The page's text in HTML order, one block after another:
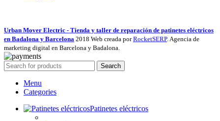
Urban Mover Electric - Tienda y taller de reparación de patinetes eléctricos
en Badalona y Barcelona 2018 Web creada porRocketSERP. Agencia de
marketing digital en Barcelona y Badalona.
Search
Menu
Categories
Patinetes eléctricos